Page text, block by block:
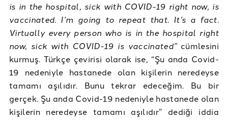
is in the hospital, sick with COVID-19 right now, is
vaccinated. I’m going to repeat that. It’s a fact.
Virtually every person who is in the hospital right
now, sick with COVID-19 is vaccinated”cümlesini
kurmuş. Türkçe çevirisi olarak ise, “Şu anda Covid-
19 nedeniyle hastanede olan kişilerin neredeyse
tamamı aşılıdır. Bunu tekrar edeceğim. Bu bir
gerçek. Şu anda Covid-19 nedeniyle hastanede olan
kişilerin neredeyse tamamı aşılıdır” dediği iddia